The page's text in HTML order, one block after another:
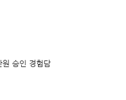
승인 경험담